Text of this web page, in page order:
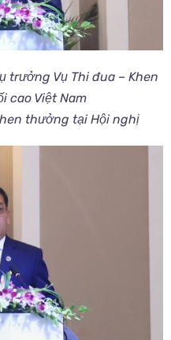
trưởng Vụ Thi đua – Khen
cao Việt Nam
thưởng tại Hội nghị